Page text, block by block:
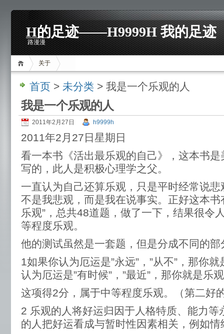
H的足迹——H9999H 我的足迹
路漫漫
关于
首页 > 未分类 > 我是一个乐观的人
我是一个乐观的人
2011年2月27日 h9999h
2011年2月27日星期日
看一本书《活出最乐观的自己》，这本书
写的，此人是积极心理学之父。
一直认为自己还算乐观，只是平时经常说
不是我悲观，而是我在说事实。正好这本书
乐观”，总共48道题，做了一下，结果很令
等程度乐观。
他的测试虽然是一套题，但是分成不同的
1如果你认为厄运是”永远”，”从不”，那你
认为厄运是”有时候”，”最近”，那你就是乐
这项得2分，属于中等程度乐观。（第二好
2 乐观的人将好运归因于人格特质、能力等
的人把好运看成与暂时性因素相关，例如情